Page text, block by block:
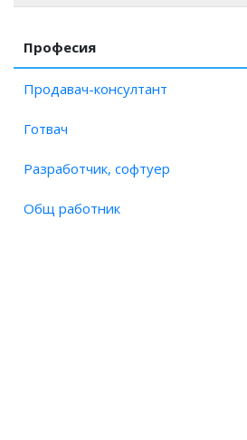
Професия
Продавач-консултант
Готвач
Разработчик, софтуер
Общ работник